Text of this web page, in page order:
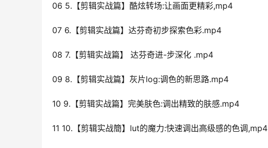
06 5.【剪辑实战篇】酷炫转场:让画面更精彩,mp4
07 6.【剪辑实战篇】达芬奇初步探索色彩.mp4
08 7.【剪辑实战篇】 达芬奇进-步深化 .mp4
09 8.【剪辑实战篇】灰片log:调色的新思路.mp4
10 9.【剪辑实战篇】完美肤色:调出精致的肤感.mp4
11 10.【剪辑实战簡】lut的魔力:快速调出高级感的色调,mp4